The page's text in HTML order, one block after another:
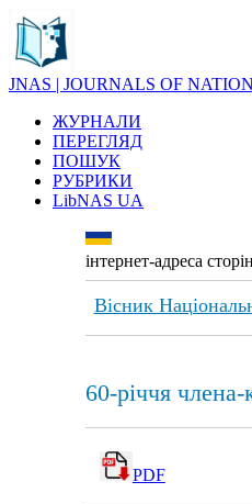
JNAS | JOURNALS OF
ЖУРНАЛИ
ПЕРЕГЛЯД
ПОШУК
РУБРИКИ
LibNAS UA
інтернет-адреса
Вісник
60-річчя
PDF